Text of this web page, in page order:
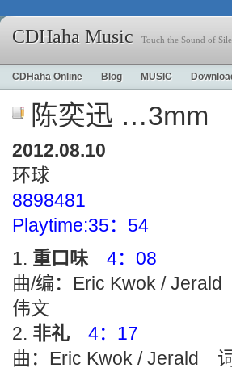
CDHaha Music Touch the Sound of
CDHaha Online Blog MUSIC
陈奕迅 …3mm
2012.08.10
环球
8898481
Playtime:35：54
重口味
4：08
曲/编：Eric Kwok /
伟文
非礼
4：17
曲：Eric Kwok / Jerald